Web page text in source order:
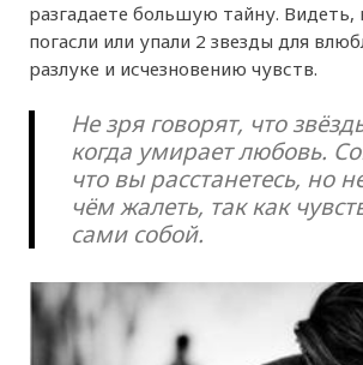
разгадаете большую тайну. Видеть,
погасли или упали 2 звезды для
разлуке и исчезновению чувств.
Не зря говорят, что
когда умирает любовь.
что вы расстанетесь, но
чём жалеть, так как
сами собой.